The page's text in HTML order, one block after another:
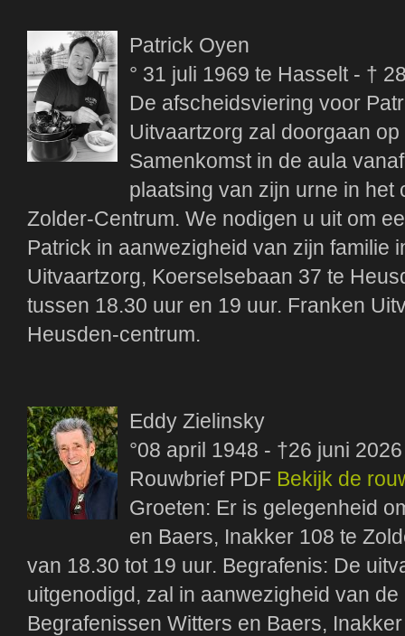
Patrick Oyen
° 31 juli 1969 te Hasselt - †
De afscheidsviering voor
Uitvaartzorg zal doorgaan
Samenkomst in de aula
plaatsing van zijn urne in
Zolder-Centrum. We nodigen u uit om
Patrick in aanwezigheid van zijn familie
Uitvaartzorg, Koerselsebaan 37 te
tussen 18.30 uur en 19 uur. Franken
Heusden-centrum.
Eddy Zielinsky
°08 april 1948 - †26 juni 2026
Rouwbrief PDF Bekijk de
Groeten: Er is gelegenheid
en Baers, Inakker 108 te
van 18.30 tot 19 uur. Begrafenis: De
uitgenodigd, zal in aanwezigheid van
Begrafenissen Witters en Baers,